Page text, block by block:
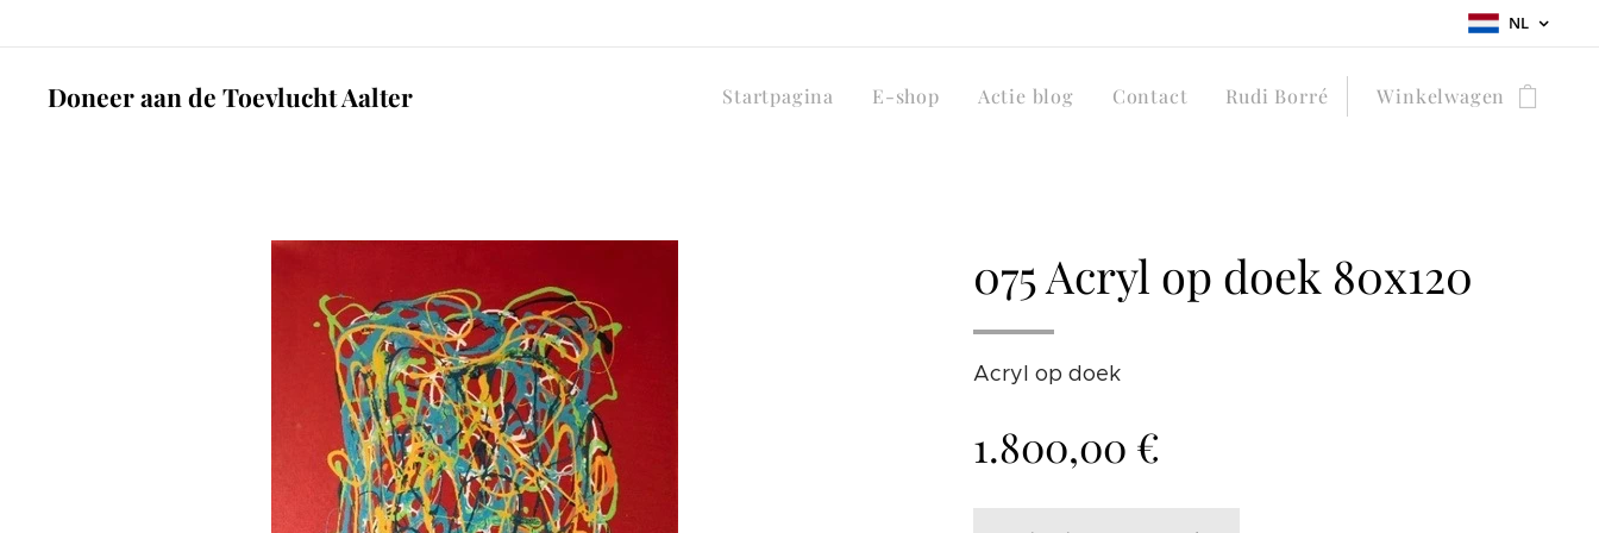
NL
Doneer aan de Toevlucht Aalter Startpagina E-shop Actie blog Contact Rudi Borré Winkelwagen
075 Acryl op doek 80x120
Acryl op doek
1.800,00 €